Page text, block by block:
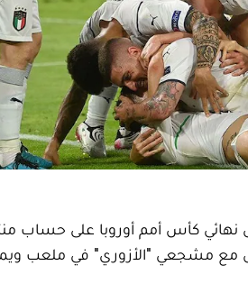
نهائي كأس أمم أوروبا على حساب
مع مشجعي "الأزوري" في ملعب